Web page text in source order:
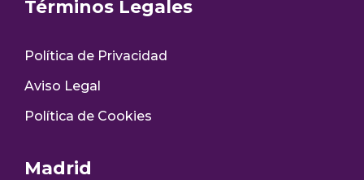
Términos Legales
Política de Privacidad
Aviso Legal
Política de Cookies
Madrid